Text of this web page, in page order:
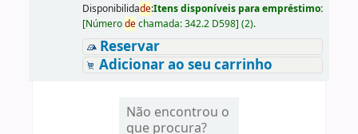
Disponibilidade:Itens disponíveis para empréstimo:
[Númerodechamada:342.2 D598] (2).
Reservar
Adicionar ao seu carrinho
Não encontrou o
que procura?